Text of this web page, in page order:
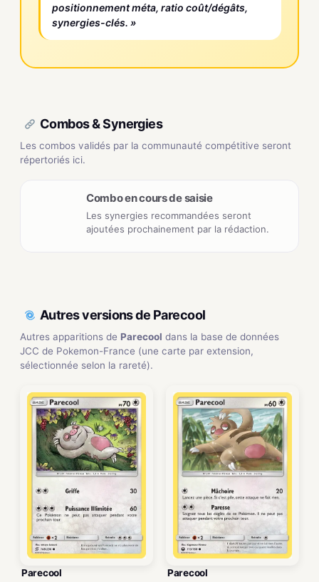
positionnement méta, ratio coût/dégâts,
synergies-clés. »
Combos & Synergies
Les combos validés par la communauté compétitive seront
répertoriés ici.
Combo en cours de saisie
Les synergies recommandées seront
ajoutées prochainement par la rédaction.
Autres versions de Parecool
Autres apparitions de Parecool dans la base de données
JCC de Pokemon-France (une carte par extension,
sélectionnée selon la rareté).
Parecool Parecool